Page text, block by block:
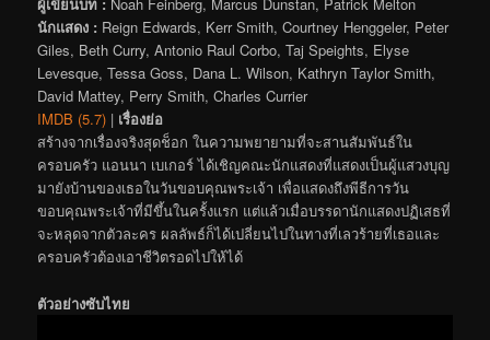
ผู้เขียนบท : Noah Feinberg, Marcus Dunstan, Patrick Melton
นักแสดง : Reign Edwards, Kerr Smith, Courtney Henggeler, Peter
Giles, Beth Curry, Antonio Raul Corbo, Taj Speights, Elyse
Levesque, Tessa Goss, Dana L. Wilson, Kathryn Taylor Smith,
David Mattey, Perry Smith, Charles Currier
IMDB (5.7) | เรื่องย่อ
สร้างจากเรื่องจริงสุดช็อก ในความพยายามที่จะสานสัมพันธ์ใน
ครอบครัว แอนนา เบเกอร์ ได้เชิญคณะนักแสดงที่แสดงเป็นผู้แสวงบุญ
มายังบ้านของเธอในวันขอบคุณพระเจ้า เพื่อแสดงถึงพีธีการวัน
ขอบคุณพระเจ้าที่มีขึ้นในครั้งแรก แต่แล้วเมื่อบรรดานักแสดงปฏิเสธที่
จะหลุดจากตัวละคร ผลลัพธ์ก็ได้เปลี่ยนไปในทางที่เลวร้ายที่เธอและ
ครอบครัวต้องเอาชีวิตรอดไปให้ได้
ตัวอย่างซับไทย